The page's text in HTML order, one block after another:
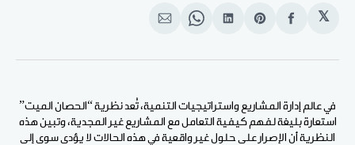
𝕏
انشر
الفيسبوك
Share
Pinterest
انشر
لينكد
Share
WhatsApp
انشر
الإيميل
في عالم إدارة المشاريع واستراتيجيات التنمية، تُعد نظرية “الحصان الميت”
استعارة بليغة لفهم كيفية التعامل مع المشاريع غير المجدية، وتبين هذه
النظرية أن الإصرار على حلول غير واقعية في هذه الحالات لا يؤدي سوى إلى